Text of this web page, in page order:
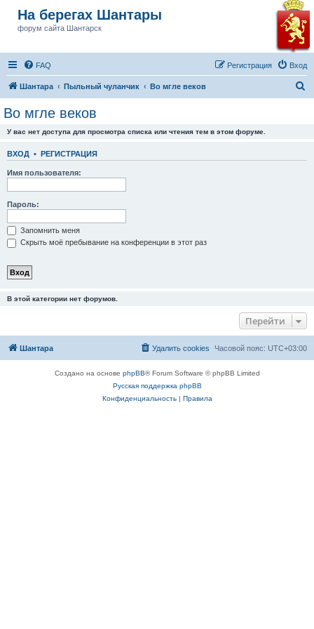
На берегах Шантары
форум сайта Шантарск
FAQ Вход
Регистрация
Шантара Пыльный чуланчик Во мгле веков
Во мгле веков
У вас нет доступа для просмотра списка или чтения тем в этом форуме.
ВХОД • РЕГИСТРАЦИЯ
Имя пользователя:
Пароль:
Запомнить меня
Скрыть моё пребывание на конференции в этот раз
В этой категории нет форумов.
Перейти
Шантара Часовой пояс: UTC+03:00
Удалить cookies
Создано на основе phpBB® Forum Software © phpBB Limited
Русская поддержка phpBB
Конфиденциальность| Правила